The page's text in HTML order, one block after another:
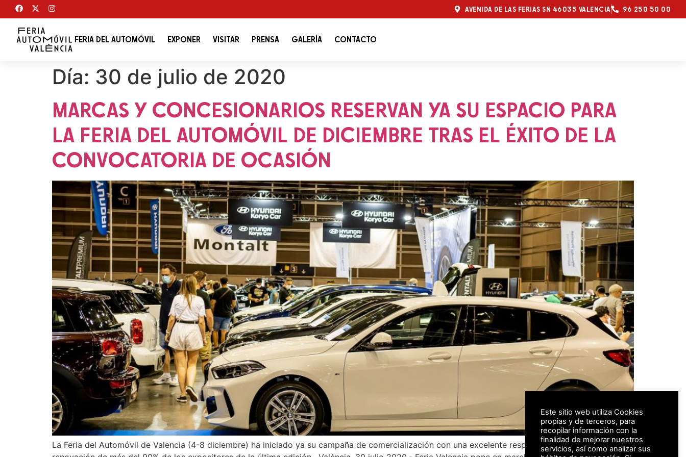
AVENIDA DE LAS FERIAS SN 46035 VALENCIA 96 250 50 00
FERIA DEL AUTOMÓVIL EXPONER VISITAR PRENSA GALERÍA CONTACTO
Día: 30 de julio de 2020
MARCAS Y CONCESIONARIOS RESERVAN YA SU ESPACIO PARA
LA FERIA DEL AUTOMÓVIL DE DICIEMBRE TRAS EL ÉXITO DE LA
CONVOCATORIA DE OCASIÓN
La Feria del Automóvil de Valencia (4-8 diciembre) ha iniciado ya su campaña de comercialización con una excelente respuesta del sector y la
Este sitio web utiliza Cookies
propias y de terceros, para
recopilar información con la
finalidad de mejorar nuestros
servicios, así como analizar sus